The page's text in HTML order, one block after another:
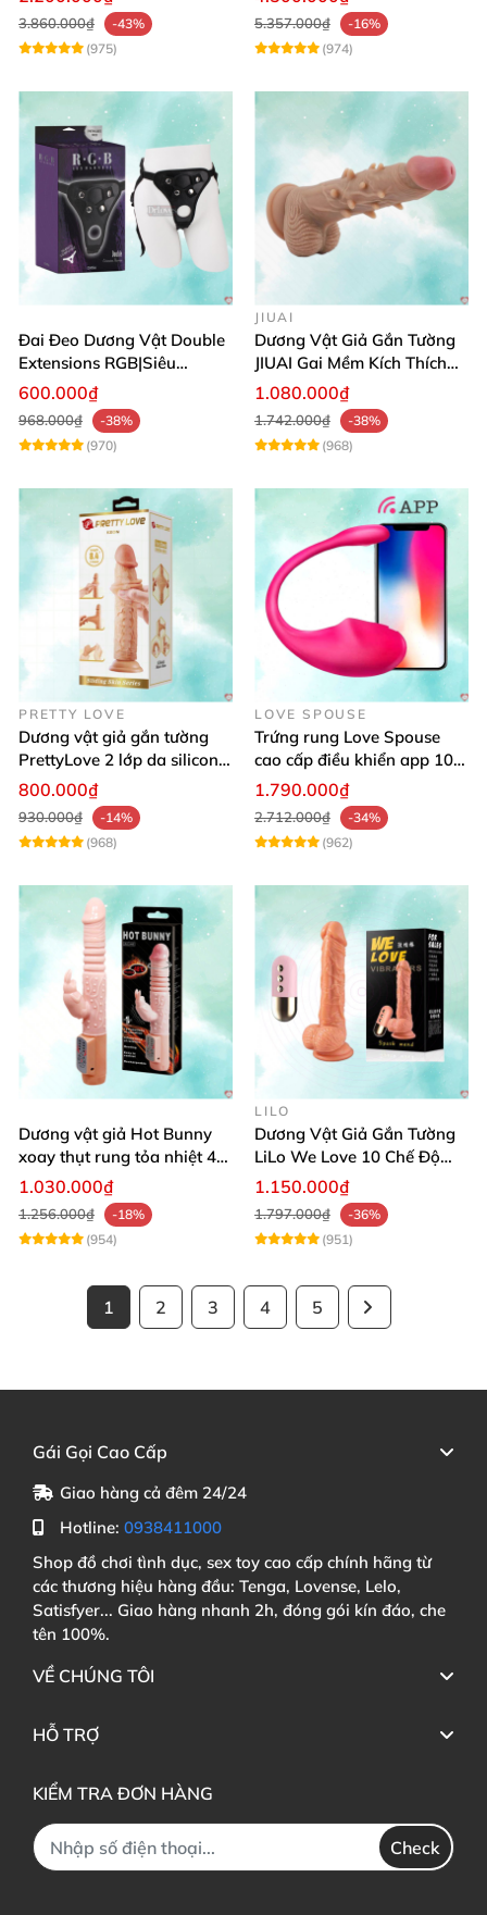
3.860.000₫
-43%
(975)
5.357.000₫
-16%
(974)
Đai Đeo Dương Vật Double
Extensions RGB|Siêu
Bền|Cảm Giác Thật
600.000₫
968.000₫
-38%
(970)
JIUAI
Dương Vật Giả Gắn Tường
JIUAI Gai Mềm Kích Thích
Điểm G Siêu Mượt
1.080.000₫
1.742.000₫
-38%
(968)
PRETTY LOVE
Dương vật giả gắn tường
PrettyLove 2 lớp da silicon
mềm mịn không rung
800.000₫
930.000₫
-14%
(968)
LOVE SPOUSE
Trứng rung Love Spouse
cao cấp điều khiển app 10
chế độ rung cực khoái toàn
1.790.000₫
2.712.000₫
-34%
(962)
Dương vật giả Hot Bunny
xoay thụt rung tỏa nhiệt 48
độ
1.030.000₫
1.256.000₫
-18%
(954)
LILO
Dương Vật Giả Gắn Tường
LiLo We Love 10 Chế Độ
Rung Nhiệt
1.150.000₫
1.797.000₫
-36%
(951)
1 2 3 4 5
Gái Gọi Cao Cấp
Giao hàng cả đêm 24/24
Hotline: 0938411000
Shop đồ chơi tình dục, sex toy cao cấp chính hãng từ
các thương hiệu hàng đầu: Tenga, Lovense, Lelo,
Satisfyer... Giao hàng nhanh 2h, đóng gói kín đáo, che
tên 100%.
VỀ CHÚNG TÔI
HỖ TRỢ
KIỂM TRA ĐƠN HÀNG
Check